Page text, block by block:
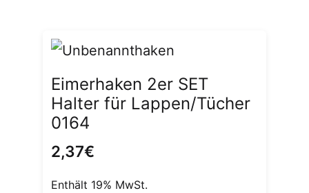
Eimerhaken 2er SET
Halter für Lappen/Tücher
0164
2,37€
Enthält 19% MwSt.